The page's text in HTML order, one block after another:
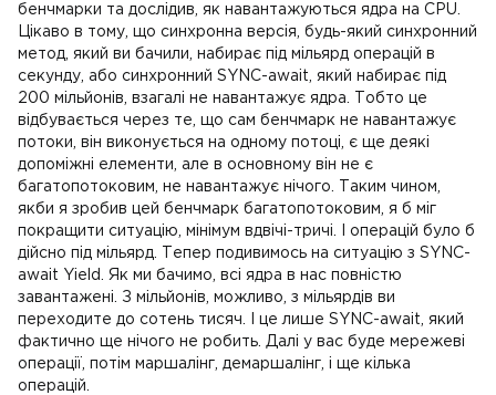
бенчмарки та дослідив, як навантажуються ядра на CPU.
Цікаво в тому, що синхронна версія, будь-який синхронний
метод, який ви бачили, набирає під мільярд операцій в
секунду, або синхронний SYNC-await, який набирає під
200 мільйонів, взагалі не навантажує ядра. Тобто це
відбувається через те, що сам бенчмарк не навантажує
потоки, він виконується на одному потоці, є ще деякі
допоміжні елементи, але в основному він не є
багатопотоковим, не навантажує нічого. Таким чином,
якби я зробив цей бенчмарк багатопотоковим, я б міг
покращити ситуацію, мінімум вдвічі-тричі. І операцій було б
дійсно під мільярд. Тепер подивимось на ситуацію з SYNC-
await Yield. Як ми бачимо, всі ядра в нас повністю
завантажені. З мільйонів, можливо, з мільярдів ви
переходите до сотень тисяч. І це лише SYNC-await, який
фактично ще нічого не робить. Далі у вас буде мережеві
операції, потім маршалінг, демаршалінг, і ще кілька
операцій.